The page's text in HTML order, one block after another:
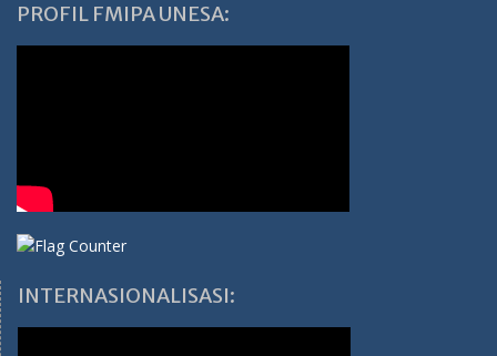
PROFIL FMIPA UNESA:
INTERNASIONALISASI: